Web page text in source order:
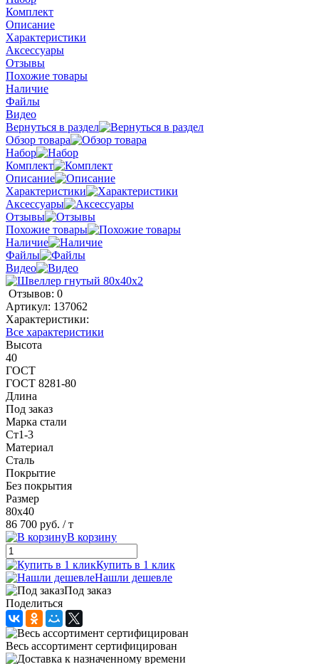
Комплект
Описание
Характеристики
Аксессуары
Отзывы
Похожие товары
Наличие
Файлы
Видео
Вернуться в раздел
Обзор товара
Набор
Комплект
Описание
Характеристики
Аксессуары
Отзывы
Похожие товары
Наличие
Файлы
Видео
Отзывов: 0
Артикул: 137062
Характеристики:
Все характеристики
Высота
40
ГОСТ
ГОСТ 8281-80
Длина
Под заказ
Марка стали
Ст1-3
Материал
Сталь
Покрытие
Без покрытия
Размер
80х40
86 700 руб. / т
В корзину
Купить в 1 клик
Нашли дешевле
Под заказ
Поделиться
Весь ассортимент сертифицирован